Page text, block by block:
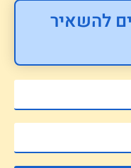
להשאיר